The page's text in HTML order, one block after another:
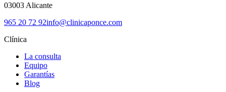
03003 Alicante
965 20 72 92info@clinicaponce.com
Clínica
La consulta
Equipo
Garantías
Blog